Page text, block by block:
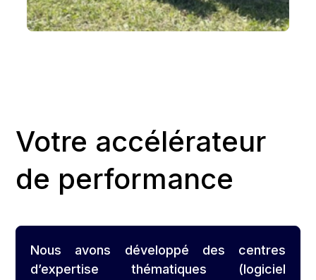
Votre accélérateur
de performance
Nous avons développé des centres
d’expertise thématiques (logiciel